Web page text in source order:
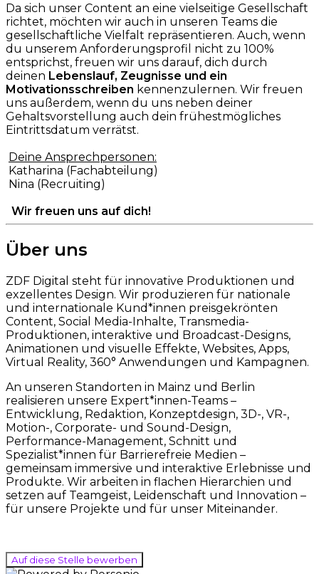
Da sich unser Content an eine vielseitige Gesellschaft
richtet, möchten wir auch in unseren Teams die
gesellschaftliche Vielfalt repräsentieren. Auch, wenn
du unserem Anforderungsprofil nicht zu 100%
entsprichst, freuen wir uns darauf, dich durch
deinen Lebenslauf, Zeugnisse und ein
Motivationsschreiben kennenzulernen. Wir freuen
uns außerdem, wenn du uns neben deiner
Gehaltsvorstellung auch dein frühestmögliches
Eintrittsdatum verrätst.
Deine Ansprechpersonen:
Katharina (Fachabteilung)
Nina (Recruiting)
Wir freuen uns auf dich!
Über uns
ZDF Digital steht für innovative Produktionen und
exzellentes Design. Wir produzieren für nationale
und internationale Kund*innen preisgekrönten
Content, Social Media-Inhalte, Transmedia-
Produktionen, interaktive und Broadcast-Designs,
Animationen und visuelle Effekte, Websites, Apps,
Virtual Reality, 360° Anwendungen und Kampagnen.
An unseren Standorten in Mainz und Berlin
realisieren unsere Expert*innen-Teams –
Entwicklung, Redaktion, Konzeptdesign, 3D-, VR-,
Motion-, Corporate- und Sound-Design,
Performance-Management, Schnitt und
Spezialist*innen für Barrierefreie Medien –
gemeinsam immersive und interaktive Erlebnisse und
Produkte. Wir arbeiten in flachen Hierarchien und
setzen auf Teamgeist, Leidenschaft und Innovation –
für unsere Projekte und für unser Miteinander.
Auf diese Stelle bewerben